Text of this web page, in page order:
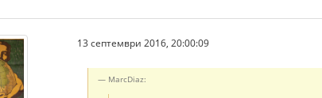
13 септември 2016, 20:00:09
MarcDiaz: